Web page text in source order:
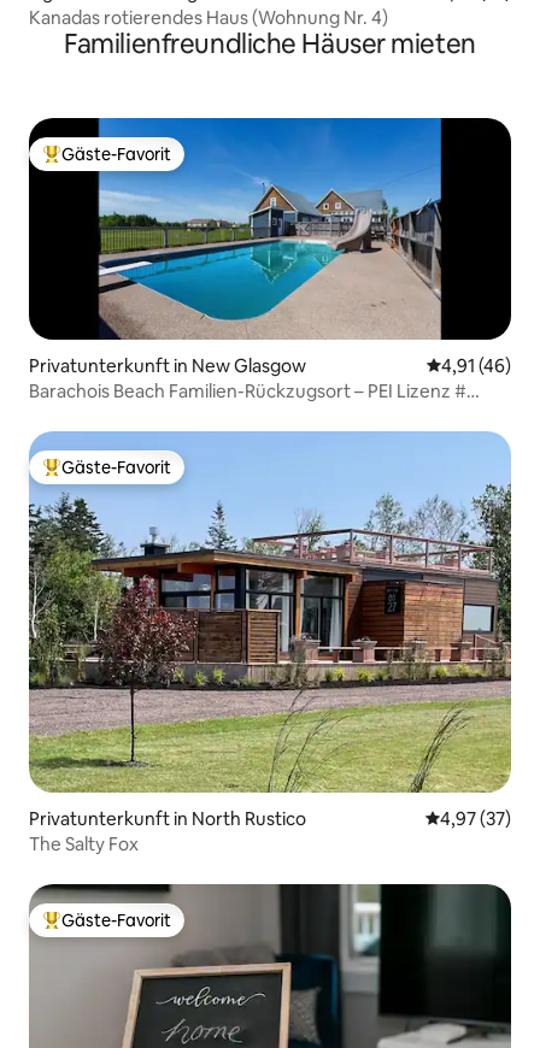
Kanadas rotierendes Haus (Wohnung Nr. 4)
Familienfreundliche Häuser mieten
Beliebter Gäste-Favorit.
Gäste-Favorit
Privatunterkunft in New Glasgow
4,91 (46)
Barachois Beach Familien-Rückzugsort – PEI Lizenz #
Beliebter Gäste-Favorit.
Gäste-Favorit
Privatunterkunft in North Rustico
4,97 (37)
The Salty Fox
Beliebter Gäste-Favorit.
Gäste-Favorit